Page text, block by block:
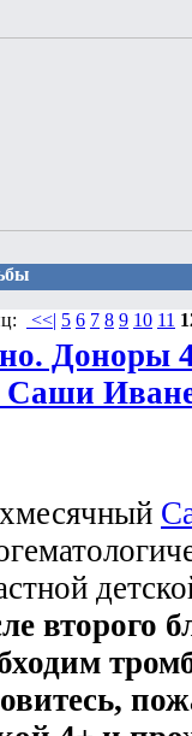
<<| 5 6 7 8 9 10 11
Доноры
Саши
второго